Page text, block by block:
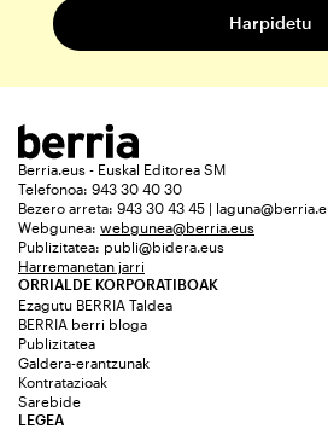
Berria.eus - Euskal Editorea SM
Telefonoa: 943 30 40 30
Bezero arreta: 943 30 43 45 |
Webgunea: webgunea@berria.eus
Publizitatea: publi@bidera.eus
Harremanetan jarri
ORRIALDE KORPORATIBOAK
Ezagutu BERRIA Taldea
BERRIA berri bloga
Publizitatea
Galdera-erantzunak
Kontratazioak
Sarebide
LEGEA